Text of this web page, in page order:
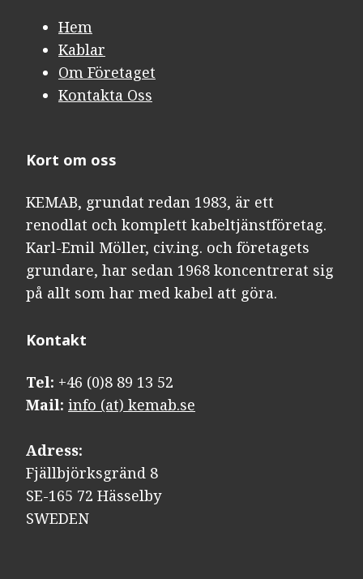
Hem
Kablar
Om Företaget
Kontakta Oss
Kort om oss
KEMAB, grundat redan 1983, är ett
renodlat och komplett kabeltjänstföretag.
Karl-Emil Möller, civ.ing. och företagets
grundare, har sedan 1968 koncentrerat sig
på allt som har med kabel att göra.
Kontakt​​​​​​​
Tel: +46 (0)8 89 13 52
Mail: info (at) kemab.se
Adress:
Fjällbjörksgränd 8
SE-165 72 Hässelby
SWEDEN